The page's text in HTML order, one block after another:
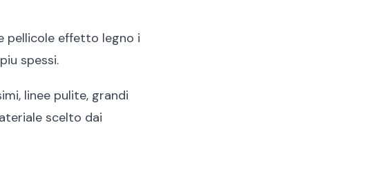
pellicole effetto legno i
spessi.
linee pulite, grandi
scelto dai